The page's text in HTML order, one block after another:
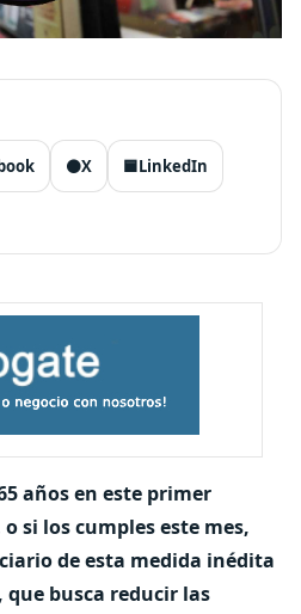
⚫X 🟦LinkedIn
años en este primer
si los cumples este mes,
de esta medida inédita
que busca reducir las